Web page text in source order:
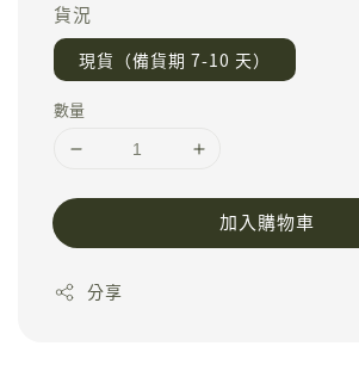
貨況
現貨（備貨期 7-10 天）
數量
加入購物車
分享